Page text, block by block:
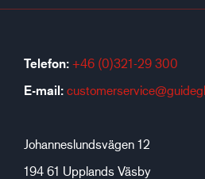
Telefon: +46 (0)321-29 300
E-mail:
Johanneslundsvägen 12
194 61 Upplands Väsby